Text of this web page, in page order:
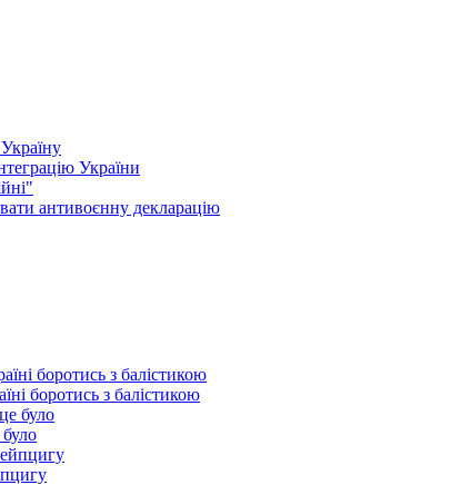
України
антивоєнну декларацію
боротись з балістикою